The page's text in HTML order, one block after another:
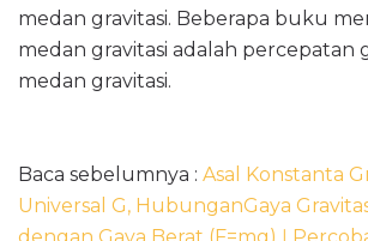
medan gravitasi. Beberapa buku
medan gravitasi adalah percepatan
medan gravitasi.
Baca sebelumnya : Asal Konstanta
Universal G, HubunganGaya
dengan Gaya Berat (F=mg) ǀ